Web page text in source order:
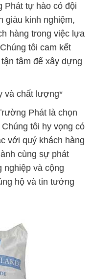
Phát tự hào có đội
giàu kinh nghiệm,
hàng trong việc lựa
tôi cam kết
tâm để xây dựng
và chất lượng*
Phát là chọn
tôi hy vọng có
với quý khách hàng
cùng sự phát
nghiệp và cộng
hộ và tin tưởng